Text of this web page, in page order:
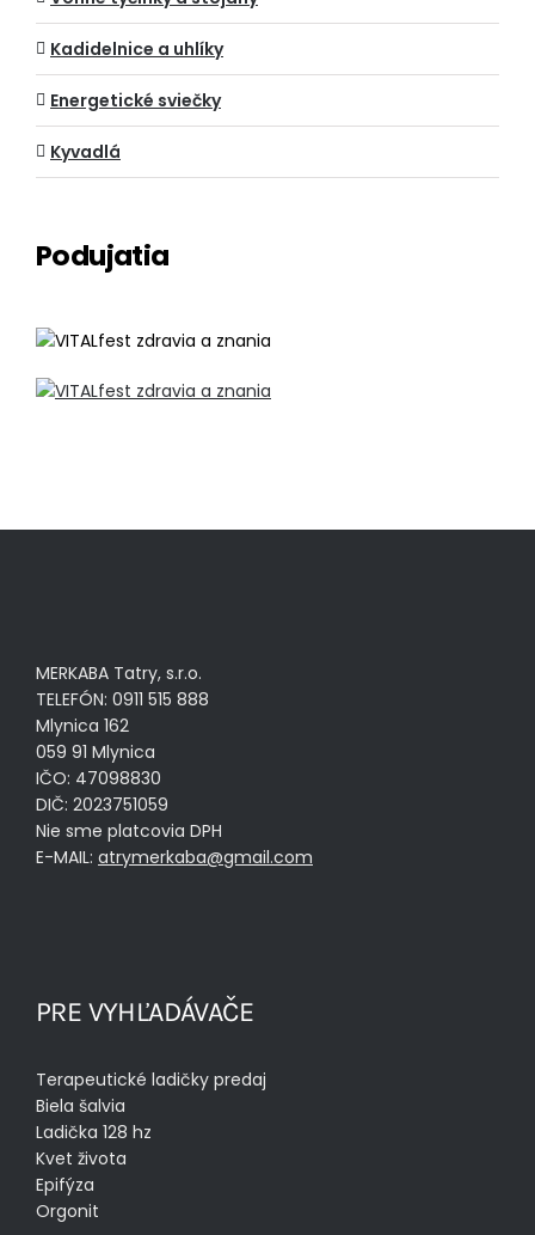
Kadidelnice a uhlíky
Energetické sviečky
Kyvadlá
Podujatia
MERKABA Tatry, s.r.o.
TELEFÓN: 0911 515 888
Mlynica 162
059 91 Mlynica
IČO: 47098830
DIČ: 2023751059
Nie sme platcovia DPH
E-MAIL: atrymerkaba@gmail.com
PRE VYHĽADÁVAČE
Terapeutické ladičky predaj
Biela šalvia
Ladička 128 hz
Kvet života
Epifýza
Orgonit